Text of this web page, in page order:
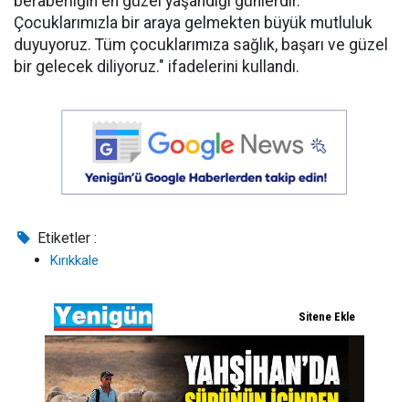
Çocuklarımızla bir araya gelmekten büyük mutluluk
duyuyoruz. Tüm çocuklarımıza sağlık, başarı ve güzel
bir gelecek diliyoruz." ifadelerini kullandı.
Etiketler :
Kırıkkale